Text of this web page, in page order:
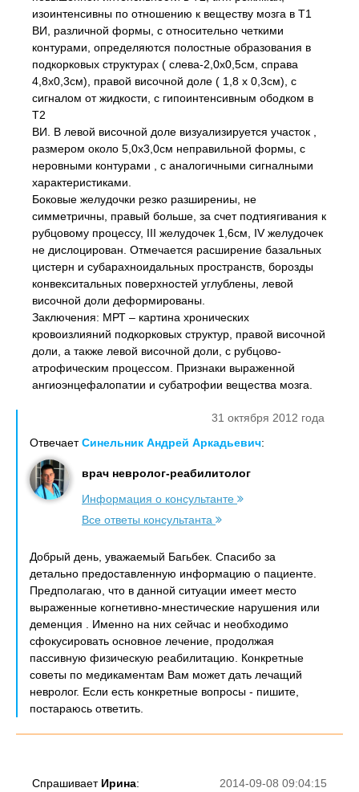
изоинтенсивны по отношению к веществу мозга в Т1
ВИ, различной формы, с относительно четкими
контурами, определяются полостные образования в
подкорковых структурах ( слева-2,0х0,5см, справа
4,8х0,3см), правой височной доле ( 1,8 х 0,3см), с
сигналом от жидкости, с гипоинтенсивным ободком в
Т2
ВИ. В левой височной доле визуализируется участок ,
размером около 5,0х3,0см неправильной формы, с
неровными контурами , с аналогичными сигналными
характеристиками.
Боковые желудочки резко разширениы, не
симметричны, правый больше, за счет подтиягивания к
рубцовому процессу, III желудочек 1,6см, IV желудочек
не дислоцирован. Отмечается расширение базальных
цистерн и субарахноидальных пространств, борозды
конвекситальных поверхностей углублены, левой
височной доли деформированы.
Заключения: МРТ – картина хронических
кровоизлияний подкорковых структур, правой височной
доли, а также левой височной доли, с рубцово-
атрофическим процессом. Признаки выраженной
ангиоэнцефалопатии и субатрофии вещества мозга.
31 октября 2012 года
ОтвечаетСинельник Андрей Аркадьевич:
врач невролог-реабилитолог
Информация о консультанте
Все ответы консультанта
Добрый день, уважаемый Багьбек. Спасибо за
детально предоставленную информацию о пациенте.
Предполагаю, что в данной ситуации имеет место
выраженные когнетивно-мнестические нарушения или
деменция . Именно на них сейчас и необходимо
сфокусировать основное лечение, продолжая
пассивную физическую реабилитацию. Конкретные
советы по медикаментам Вам может дать лечащий
невролог. Если есть конкретные вопросы - пишите,
постараюсь ответить.
2014-09-08 09:04:15
Спрашивает Ирина: